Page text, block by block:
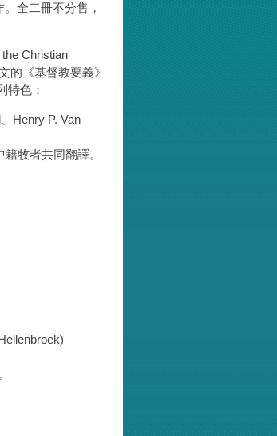
全二冊不分售，
Christian
的《基督教要義》
特色：
Henry P. Van
牧者共同翻譯。